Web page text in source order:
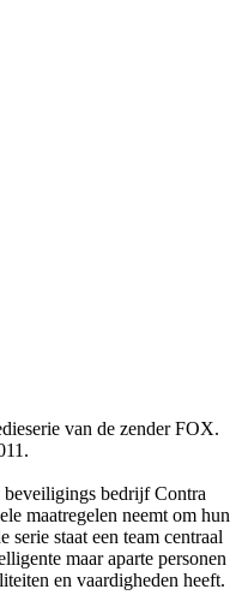
van de zender FOX.
bedrijf Contra
maatregelen neemt om hun
staat een team centraal
maar aparte personen
en vaardigheden heeft.